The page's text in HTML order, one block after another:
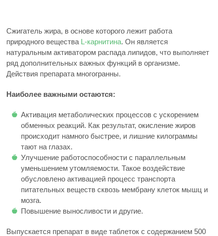
Сжигатель жира, в основе которого лежит работа
природного вещества L-карнитина. Он является
натуральным активатором распада липидов, что выполняет
ряд дополнительных важных функций в организме.
Действия препарата многогранны.
Наиболее важными остаются:
Активация метаболических процессов с ускорением
обменных реакций. Как результат, окисление жиров
происходит намного быстрее, и лишние килограммы
тают на глазах.
Улучшение работоспособности с параллельным
уменьшением утомляемости. Такое воздействие
обусловлено активацией процесс транспорта
питательных веществ сквозь мембрану клеток мышц и
мозга.
Повышение выносливости и другие.
Выпускается препарат в виде таблеток с содержанием 500